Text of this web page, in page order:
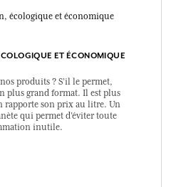
ET ÉCONOMIQUE
produits ? S’il le permet,
plus grand format. Il est plus
rapporte son prix au litre. Un
qui permet d’éviter toute
inutile.